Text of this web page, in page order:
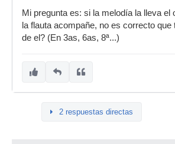
Mi pregunta es: si la melodía la lleva el
la flauta acompañe, no es correcto que
de el? (En 3as, 6as, 8ª...)
2 respuestas directas